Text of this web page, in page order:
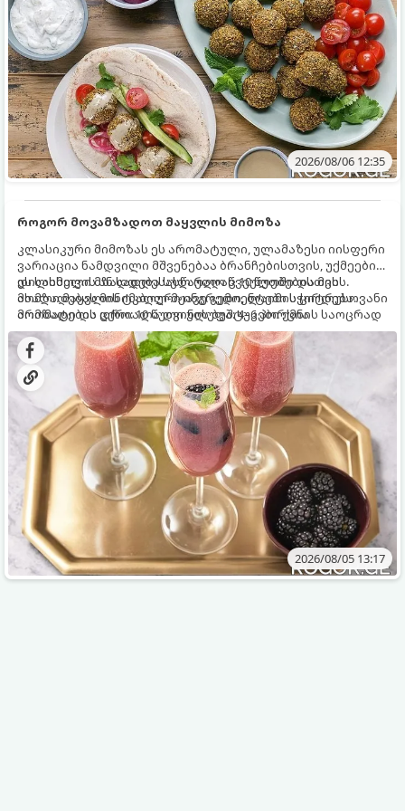
2026/08/06 12:35
როგორ მოვამზადოთ მაყვლის მიმოზა
კლასიკური მიმოზას ეს არომატული, ულამაზესი იისფერი
ვარიაცია ნამდვილი მშვენებაა ბრანჩებისთვის, უქმეების
დილისთვის ან სადღესასწაულო წვეულებებისთვის.
ახალი მაყვლის ტკბილ-მჟავე გემო, ლაიმის ციტრუსოვანი
არომატი და ცქრიალა ღვინის ბუშტუკები ქმნის საოცრად
დახვეწილ და მაგრილებელ კოქტეილს.
ეს სასმელი მზადდება სულ რაღაც 10 წუთში და მის
მომზადებას მინიმალური ინგრედიენტები სჭირდება.
მომზადების დრო: 10 წუთი ულუფა: 4–6 პორცია
2026/08/05 13:17